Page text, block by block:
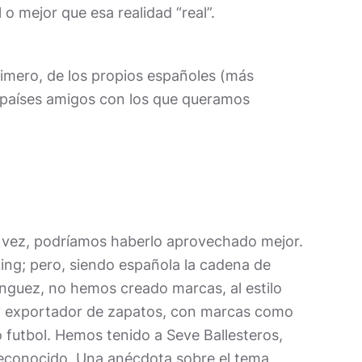
mejor que esa realidad “real”.
de los propios españoles (más
amigos con los que queramos
podríamos haberlo aprovechado mejor.
pero, siendo española la cadena de
no hemos creado marcas, al estilo
exportador de zapatos, con marcas como
Hemos tenido a Seve Ballesteros,
Una anécdota sobre el tema,